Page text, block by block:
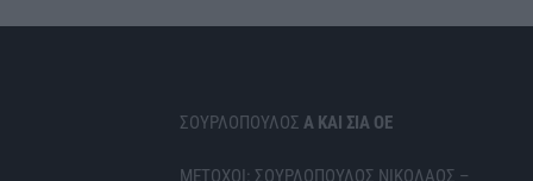
ΣΟΥΡΛΟΠΟΥΛΟΣ Α ΚΑΙ ΣΙΑ ΟΕ
ΜΕΤΟΧΟΙ: ΣΟΥΡΛΟΠΟΥΛΟΣ ΝΙΚΟΛΑΟΣ –